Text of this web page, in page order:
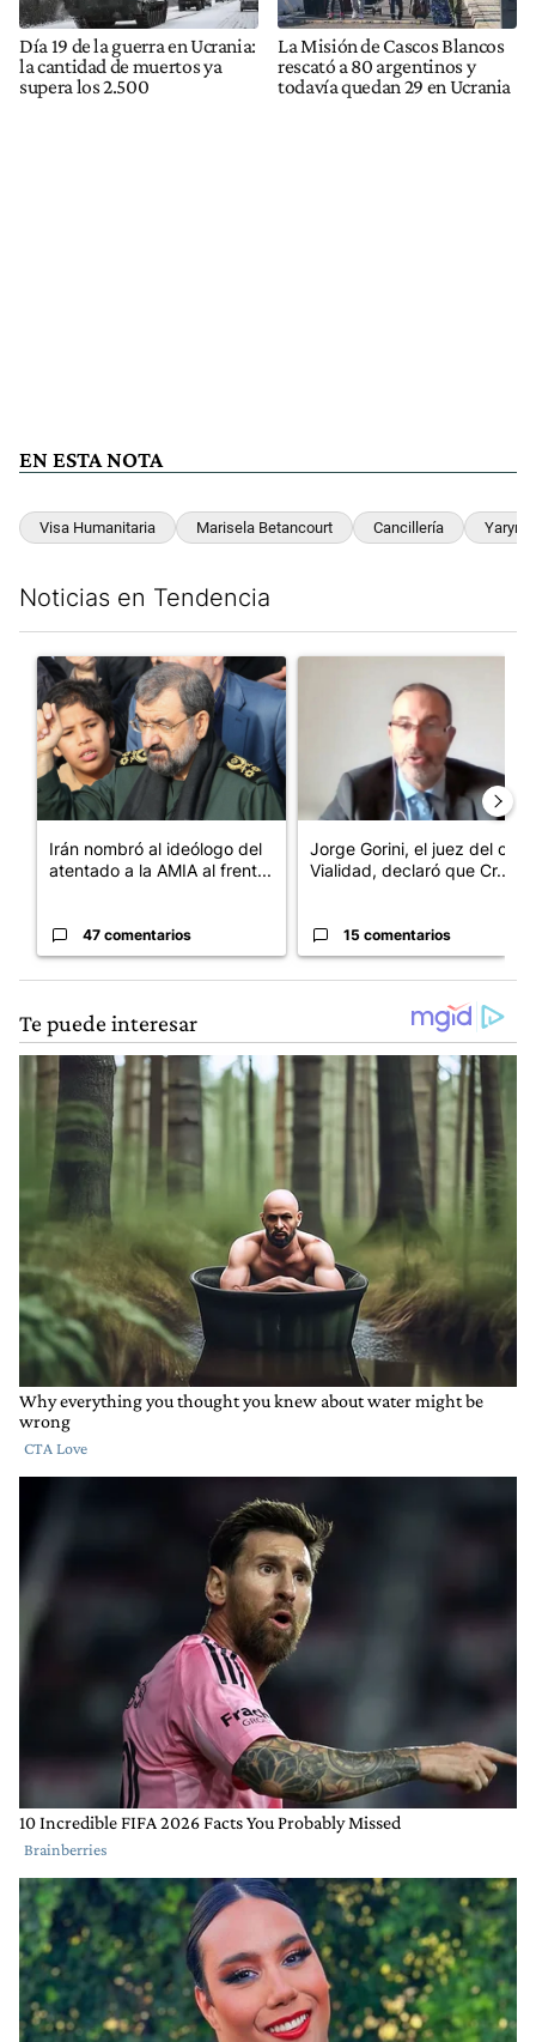
Día 19 de la guerra en Ucrania:
la cantidad de muertos ya
supera los 2.500
La Misión de Cascos Blancos
rescató a 80 argentinos y
todavía quedan 29 en Ucrania
EN ESTA NOTA
Visa Humanitaria Marisela Betancourt Cancillería Yaryna
Noticias en Tendencia
Un artículo de tendencia con el título "Irán nombró al ideólogo
Irán nombró al ideólogo del
atentado a la AMIA al frent...
47 comentarios
Jorge Gorini, el juez del caso
Vialidad, declaró que Cr...
15 comentarios